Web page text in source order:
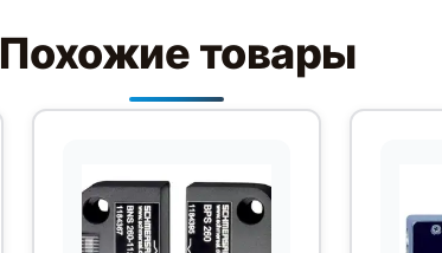
Похожие товары